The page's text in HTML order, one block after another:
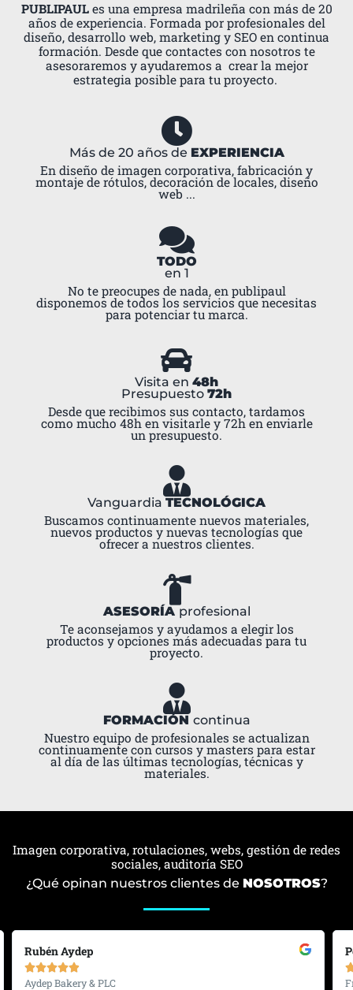
PUBLIPAULes una empresa madrileña con más de 20
años de experiencia. Formada por profesionales del
diseño, desarrollo web, marketing y SEO en continua
formación. Desde que contactes con nosotros te
asesoraremos y ayudaremos a crear la mejor
estrategia posible para tu proyecto.
Más de 20 años de EXPERIENCIA
En diseño de imagen corporativa, fabricación y
montaje de rótulos, decoración de locales, diseño
web ...
TODO
en 1
No te preocupes de nada, en publipaul
disponemos de todos los servicios que necesitas
para potenciar tu marca.
Visita en 48h
Presupuesto 72h
Desde que recibimos sus contacto, tardamos
como mucho 48h en visitarle y 72h en enviarle
un presupuesto.
Vanguardia TECNOLÓGICA
Buscamos continuamente nuevos materiales,
nuevos productos y nuevas tecnologías que
ofrecer a nuestros clientes.
ASESORÍA profesional
Te aconsejamos y ayudamos a elegir los
productos y opciones más adecuadas para tu
proyecto.
FORMACIÓN continua
Nuestro equipo de profesionales se actualizan
continuamente con cursos y masters para estar
al día de las últimas tecnologías, técnicas y
materiales.
Imagen corporativa, rotulaciones, webs, gestión de redes
sociales, auditoría SEO
¿Qué opinan nuestros clientes de NOSOTROS?
Rubén Aydep

Aydep Bakery & PLC
L
e
A
n
t
e
r
S
i
g
u
i